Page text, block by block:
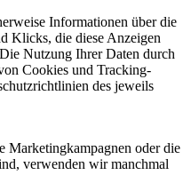
Informationen über die
Klicks, die diese Anzeigen
Nutzung Ihrer Daten durch
Cookies und Tracking-
des jeweils
Marketingkampagnen oder die
verwenden wir manchmal